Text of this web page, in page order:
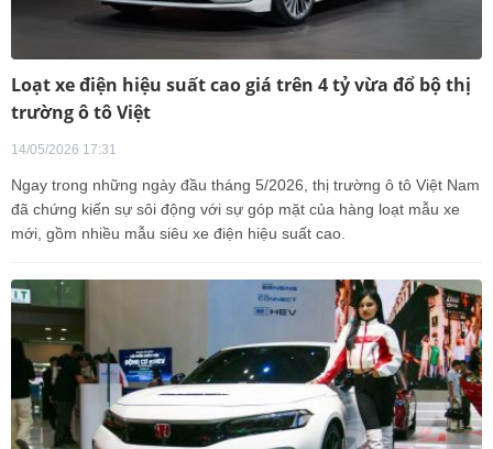
Loạt xe điện hiệu suất cao giá trên 4 tỷ vừa đổ bộ thị
trường ô tô Việt
14/05/2026 17:31
Ngay trong những ngày đầu tháng 5/2026, thị trường ô tô Việt Nam
đã chứng kiến sự sôi động với sự góp mặt của hàng loạt mẫu xe
mới, gồm nhiều mẫu siêu xe điện hiệu suất cao.